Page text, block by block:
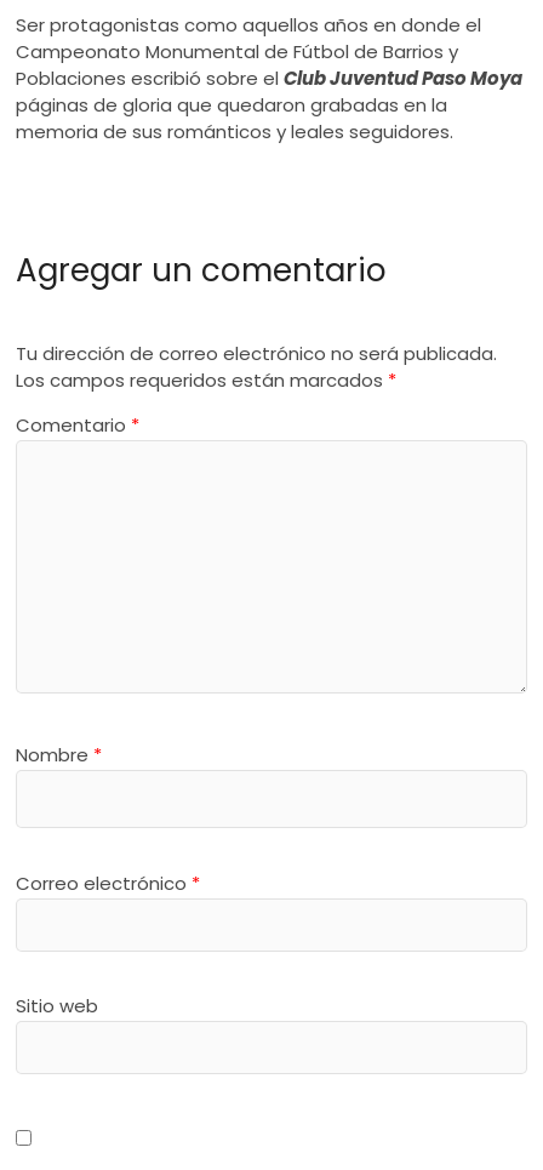
Ser protagonistas como aquellos años en donde el
Campeonato Monumental de Fútbol de Barrios y
Poblaciones escribió sobre elClub Juventud Paso Moya
páginas de gloria que quedaron grabadas en la
memoria de sus románticos y leales seguidores.
Agregar un comentario
Tu dirección de correo electrónico no será publicada.
Los campos requeridos están marcados *
Comentario *
Nombre *
Correo electrónico *
Sitio web